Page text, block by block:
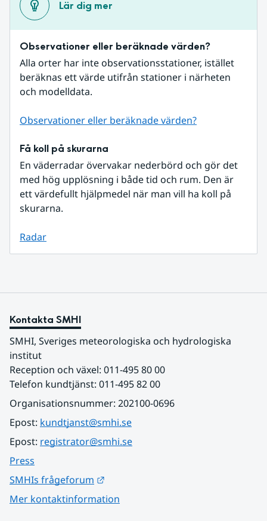
Lär dig mer
Observationer eller beräknade värden?
Alla orter har inte observationsstationer, istället
beräknas ett värde utifrån stationer i närheten
och modelldata.
Observationer eller beräknade värden?
Få koll på skurarna
En väderradar övervakar nederbörd och gör det
med hög upplösning i både tid och rum. Den är
ett värdefullt hjälpmedel när man vill ha koll på
skurarna.
Radar
Kontakta SMHI
SMHI, Sveriges meteorologiska och hydrologiska
institut
Reception och växel: 011-495 80 00
Telefon kundtjänst: 011-495 82 00
Organisationsnummer: 202100-0696
Epost: kundtjanst@smhi.se
Epost: registrator@smhi.se
Press
SMHIs frågeforum
Mer kontaktinformation